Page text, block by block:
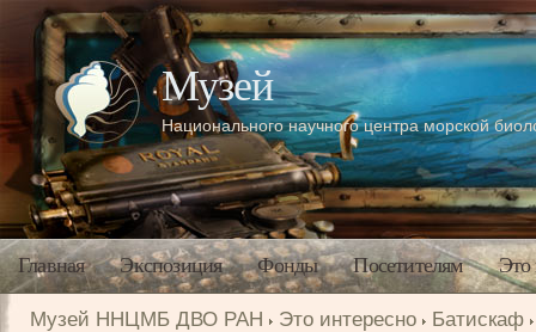
Музей
Национального научного центра морской
Главная Экспозиция Фонды Посетителям Это
Музей ННЦМБ ДВО РАН Это интересно
Батискаф